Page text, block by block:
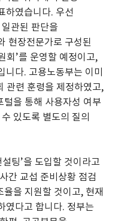
하였습니다. 우선
관된 판단을
현장전문가로 구성된
회’를 운영할 예정이고,
니다. 고용노동부는 이미
관련 훈령을 제정하였고,
을 통해 사용자성 여부
있도록 별도의 질의
팅’을 도입할 것이라고
간 교섭 준비상황 점검
을 지원할 것이고, 현재
였다고 합니다. 정부는